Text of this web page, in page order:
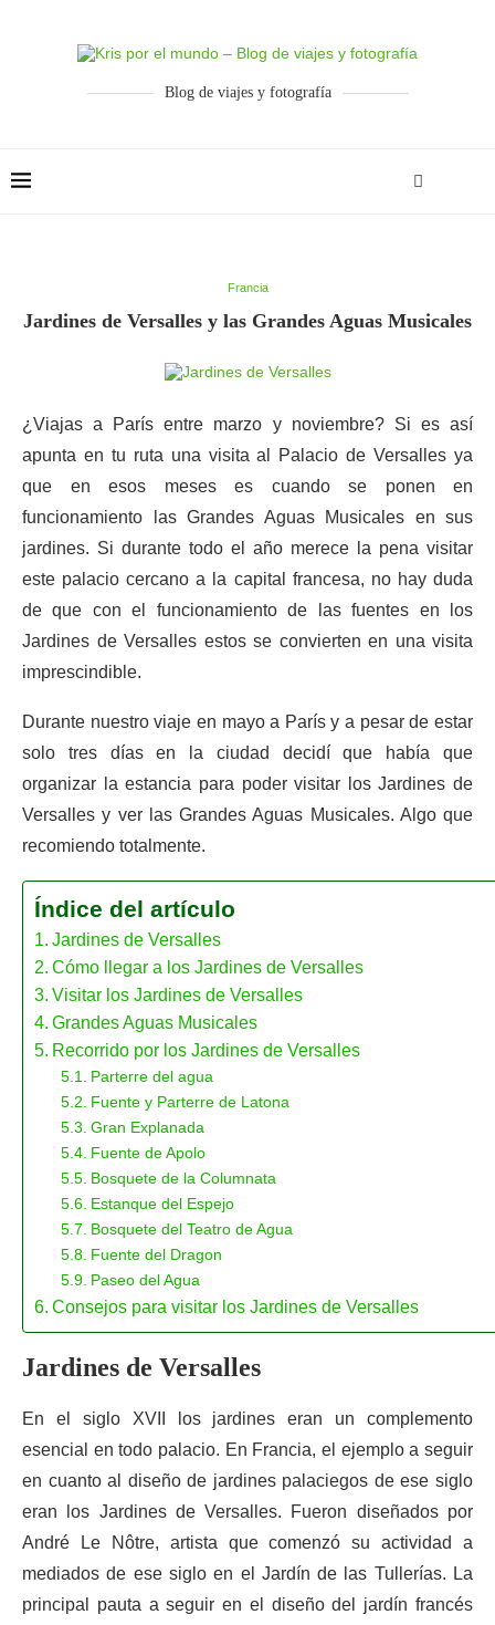
Blog de viajes y fotografía
Francia
Jardines de Versalles y las Grandes Aguas Musicales
¿Viajas a París entre marzo y noviembre? Si es así
apunta en tu ruta una visita al Palacio de Versalles ya
que en esos meses es cuando se ponen en
funcionamiento las Grandes Aguas Musicales en sus
jardines. Si durante todo el año merece la pena visitar
este palacio cercano a la capital francesa, no hay duda
de que con el funcionamiento de las fuentes en los
Jardines de Versalles estos se convierten en una visita
imprescindible.
Durante nuestro viaje en mayo a París y a pesar de estar
solo tres días en la ciudad decidí que había que
organizar la estancia para poder visitar los Jardines de
Versalles y ver las Grandes Aguas Musicales. Algo que
recomiendo totalmente.
Índice del artículo
Jardines de Versalles
Cómo llegar a los Jardines de Versalles
Visitar los Jardines de Versalles
Grandes Aguas Musicales
Recorrido por los Jardines de Versalles
Parterre del agua
Fuente y Parterre de Latona
Gran Explanada
Fuente de Apolo
Bosquete de la Columnata
Estanque del Espejo
Bosquete del Teatro de Agua
Fuente del Dragon
Paseo del Agua
Consejos para visitar los Jardines de Versalles
Jardines de Versalles
En el siglo XVII los jardines eran un complemento
esencial en todo palacio. En Francia, el ejemplo a seguir
en cuanto al diseño de jardines palaciegos de ese siglo
eran los Jardines de Versalles. Fueron diseñados por
André Le Nôtre, artista que comenzó su actividad a
mediados de ese siglo en el Jardín de las Tullerías. La
principal pauta a seguir en el diseño del jardín francés